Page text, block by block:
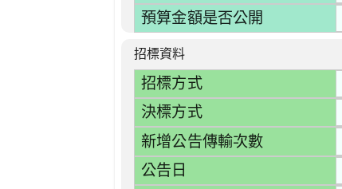
預算金額是否公開
招標資料
招標方式
決標方式
新增公告傳輸次數
公告日